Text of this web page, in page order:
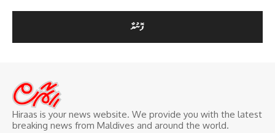
Hiraas is your news website. We provide you with the latest
breaking news from Maldives and around the world.